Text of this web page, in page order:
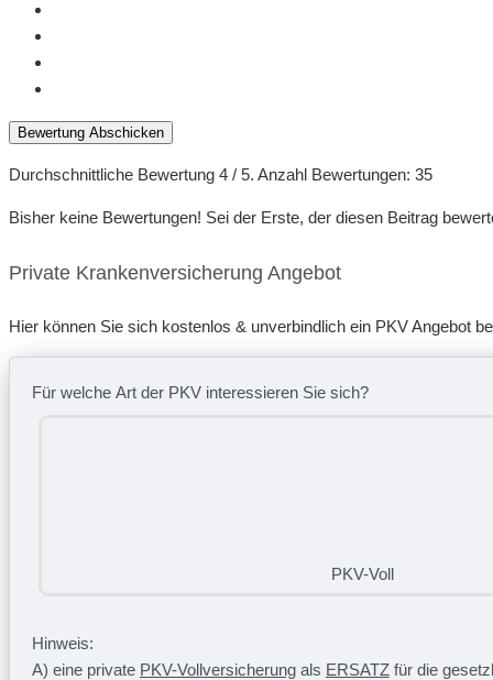
Bewertung Abschicken
Durchschnittliche Bewertung 4 / 5. Anzahl Bewertungen: 35
Bisher keine Bewertungen! Sei der Erste, der diesen Beitrag
Private Krankenversicherung Angebot
Hier können Sie sich kostenlos & unverbindlich ein PKV Angebot
Für welche Art der PKV interessieren Sie sich?
PKV-Voll
Hinweis:
A) eine private PKV-Vollversicherung als ERSATZ für die